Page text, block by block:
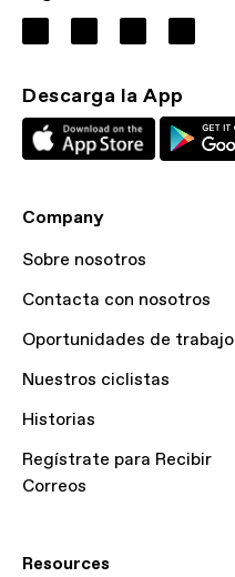
Descarga la App
Company
Sobre nosotros
Contacta con nosotros
Oportunidades de trabajo
Nuestros ciclistas
Historias
Regístrate para Recibir
Correos
Resources